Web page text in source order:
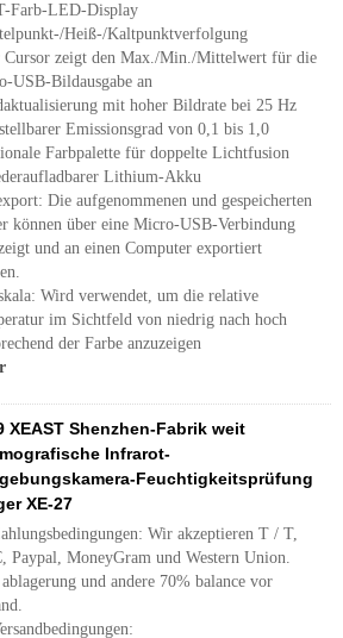
Farb-LED-Display
Heiß-/Kaltpunktverfolgung
Cursor zeigt den Max./Min./Mittelwert für die
USB-Bildausgabe an
mit hoher Bildrate bei 25 Hz
Emissionsgrad von 0,1 bis 1,0
Farbpalette für doppelte Lichtfusion
Lithium-Akku
Die aufgenommenen und gespeicherten
können über eine Micro-USB-Verbindung
und an einen Computer exportiert
Wird verwendet, um die relative
im Sichtfeld von niedrig nach hoch
der Farbe anzuzeigen
XEAST Shenzhen-Fabrik weit
Infrarot-
Feuchtigkeitsprüfung
XE-27
Wir akzeptieren T / T,
Paypal, MoneyGram und Western Union.
und andere 70% balance vor